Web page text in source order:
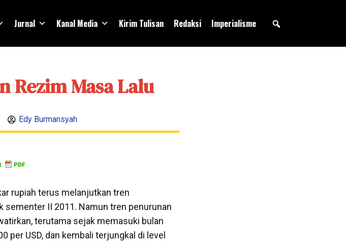
Jurnal Kanal Media Kirim Tulisan Redaksi Imperialisme
Rezim Masa Lalu
Edy Burmansyah
rupiah terus melanjutkan tren
sementer II 2011. Namun tren penurunan
terutama sejak memasuki bulan
per USD, dan kembali terjungkal di level